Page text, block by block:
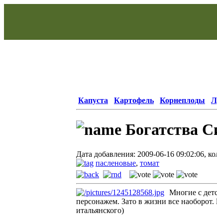
Капуста Картофель Корнеплоды
Богатства
Дата добавления: 2009-06-16 09:02:06,
пасленовые, томат
Многие с
персонажем. Зато в жизни все
итальянского)